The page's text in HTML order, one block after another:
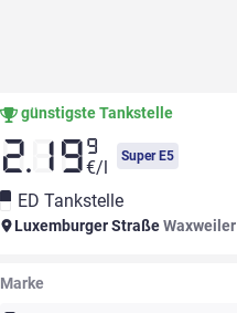
günstigste Tankstelle
2.19 9
€/l
Super E5
ED Tankstelle
Luxemburger StraßeWaxweiler
Marke